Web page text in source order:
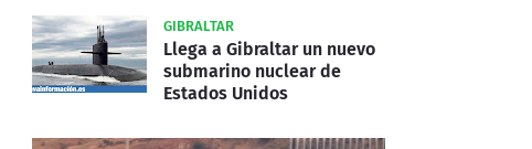
GIBRALTAR
Llega a Gibraltar un nuevo
submarino nuclear de
Estados Unidos